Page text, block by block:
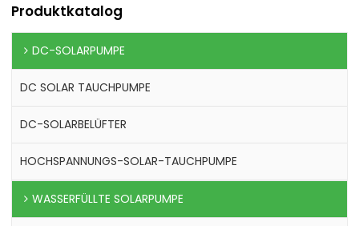
Produktkatalog
DC-SOLARPUMPE
DC SOLAR TAUCHPUMPE
DC-SOLARBELÜFTER
HOCHSPANNUNGS-SOLAR-TAUCHPUMPE
WASSERFÜLLTE SOLARPUMPE